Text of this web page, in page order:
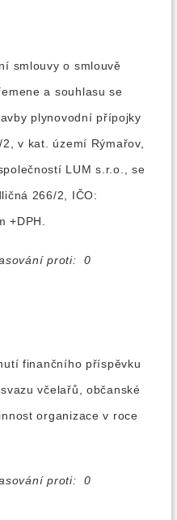
smlouvy o smlouvě
a souhlasu se
plynovodní přípojky
v kat. území Rýmařov,
LUM s.r.o., se
266/2, IČO:
+DPH.
proti: 0
finančního příspěvku
včelařů, občanské
organizace v roce
proti: 0